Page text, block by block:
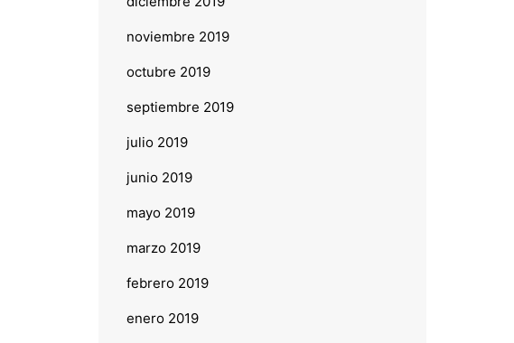
noviembre 2019
octubre 2019
septiembre 2019
julio 2019
junio 2019
mayo 2019
marzo 2019
febrero 2019
enero 2019